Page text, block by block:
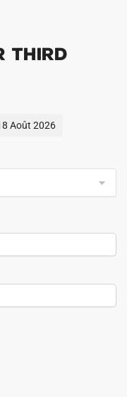
THIRD
Août 2026